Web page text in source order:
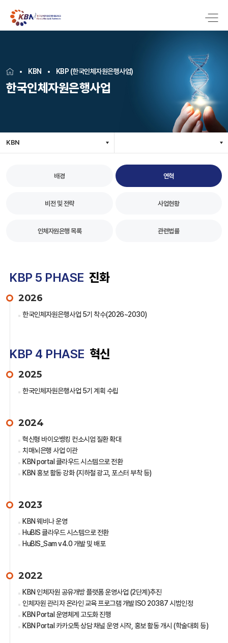
KBN KBP (한국인체자원은행사업)
한국인체자원은행사업
KBN
배경 연혁
비전 및 전략 사업현황
인체자원은행 목록 관련법률
KBP 5 PHASE 진화
2026
한국인체자원은행사업 5기 착수(2026~2030)
KBP 4 PHASE 혁신
2025
한국인체자원은행사업 5기 계획 수립
2024
혁신형 바이오뱅킹 컨소시엄 질환 확대
치매뇌은행 사업 이관
KBN portal 클라우드 시스템으로 전환
KBN 홍보 활동 강화 (지하철 광고, 포스터 부착 등)
2023
KBN 웨비나 운영
HuBIS 클라우드 시스템으로 전환
HuBIS_Sam v4.0 개발 및 배포
2022
KBN 인체자원 공유개방 플랫폼 운영사업 (2단계)추진
인체자원 관리자 온라인 교육 프로그램 개발 ISO 20387 시범인정
KBN Portal 운영체계 고도화 진행
KBN Portal 카카오톡 상담 채널 운영 시작, 홍보 활동 개시 (학술대회 등)